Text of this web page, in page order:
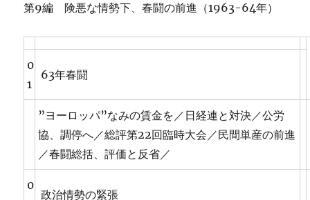
第9編 険悪な情勢下、春闘の前進（1963-64年）
0
1
63年春闘
”ヨーロッパ”なみの賃金を／日経連と対決／公労
協、調停へ／総評第22回臨時大会／民間単産の前進
／春闘総括、評価と反省／
0
政治情勢の緊張